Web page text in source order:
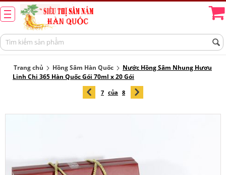
Trang chủ Hồng Sâm Hàn Quốc
Nước Hồng Sâm Nhung Hươu
Linh Chi 365 Hàn Quốc Gói 70ml x 20 Gói
7 của 8